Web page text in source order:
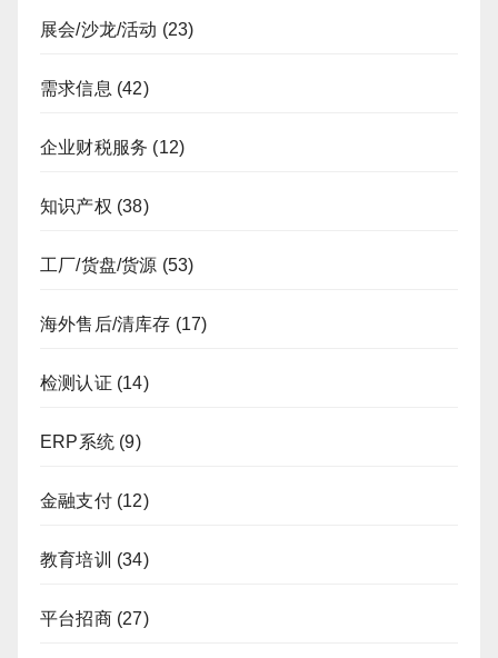
展会/沙龙/活动 (23)
需求信息 (42)
企业财税服务 (12)
知识产权 (38)
工厂/货盘/货源 (53)
海外售后/清库存 (17)
检测认证 (14)
ERP系统 (9)
金融支付(12)
教育培训 (34)
平台招商(27)